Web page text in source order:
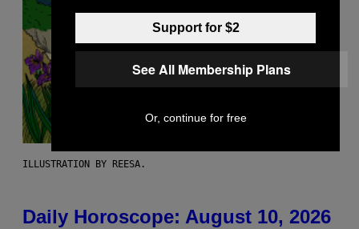
ILLUSTRATION BY REESA.
Daily Horoscope: August 10, 2026
Support for $2
See All Membership Plans
Or, continue for free